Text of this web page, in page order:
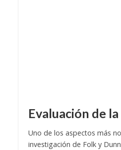
Evaluación de
Uno de los aspectos más
investigación de Folk y